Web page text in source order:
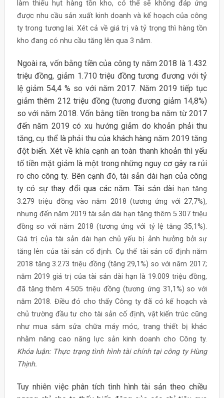
làm thiếu hụt hàng tồn kho, có thể sẽ không đáp ứng
được nhu cầu sản xuất kinh doanh và kế hoạch của công
ty trong tương lai. Xét cả về giá trị và tỷ trọng thì hàng tồn
kho đang có nhu cầu tăng lên qua 3 năm.
Ngoài ra, vốn bằng tiền của công ty năm 2018 là 1.432
triệu đồng, giảm 1.710 triệu đồng tương đương với tỷ
lệ giảm 54,4 % so với năm 2017. Năm 2019 tiếp tục
giảm thêm 212 triệu đồng (tương đương giảm 14,8%)
so với năm 2018. Vốn bằng tiền trong ba năm từ 2017
đến năm 2019 có xu hướng giảm do khoản phải thu
tăng, cụ thể là phải thu của khách hàng năm 2019 tăng
đột biến. Xét về khía cạnh an toàn thanh khoản thì yếu
tố tiền mặt giảm là một trong những nguy cơ gây ra rủi
ro cho công ty. Bên cạnh đó, tài sản dài hạn của công
ty có sự thay đổi qua các năm. Tài sản dài hạn tăng
3.279 triệu đồng vào năm 2018 (tương ứng với 27,7%),
nhưng đến năm 2019 tài sản dài hạn tăng thêm 5.307 triệu
đồng so với năm 2018 (tương ứng với tỷ lệ tăng 35,1%).
Giá trị của tài sản dài hạn chủ yếu bị ảnh hưởng bởi sự
tăng lên của tài sản cố định. Cụ thể tài sản cố định năm
2018 tăng 3.273 triệu đồng (tăng 29,1%) so với năm 2017;
năm 2019 giá trị của tài sản dài hạn là 19.009 triệu đồng,
đã tăng thêm 4.505 triệu đồng (tương ứng 31,1%) so với
năm 2018. Điều đó cho thấy Công ty đã có kế hoạch và
chủ trường đầu tư cho tài sản cố định, vật kiến trúc cũng
như mua sắm sửa chữa máy móc, trang thiết bị khác
nhằm nâng cao năng lực sản kinh doanh cho Công ty.
Khóa luận: Thực trạng tình hình tài chính tại công ty Hùng
Thịnh.
Tuy nhiên việc phân tích tình hình tài sản theo chiều